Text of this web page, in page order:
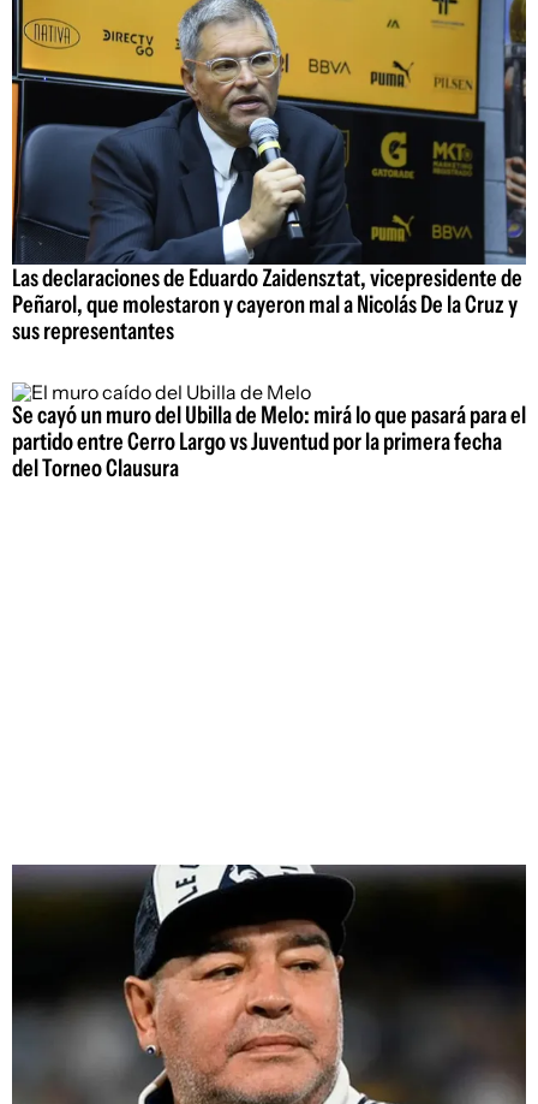
Las declaraciones de Eduardo Zaidensztat, vicepresidente de
Peñarol, que molestaron y cayeron mal a Nicolás De la Cruz y
sus representantes
Se cayó un muro del Ubilla de Melo: mirá lo que pasará para el
partido entre Cerro Largo vs Juventud por la primera fecha
del Torneo Clausura